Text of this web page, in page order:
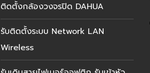
ติดตั้งกล้องวงจรปิด DAHUA
รับติดตั้งระบบ Network LAN
Wireless